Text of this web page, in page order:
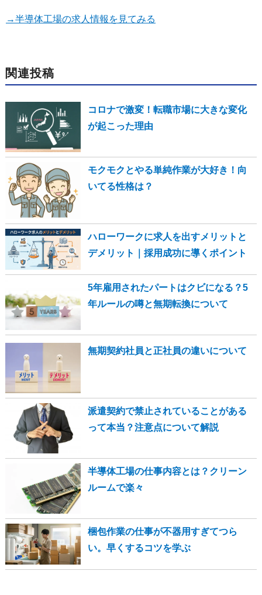
→半導体工場の求人情報を見てみる
関連投稿
コロナで激変！転職市場に大きな変化
が起こった理由
モクモクとやる単純作業が大好き！向
いてる性格は？
ハローワークに求人を出すメリットと
デメリット｜採用成功に導くポイント
5年雇用されたパートはクビになる？5
年ルールの噂と無期転換について
無期契約社員と正社員の違いについて
派遣契約で禁止されていることがある
って本当？注意点について解説
半導体工場の仕事内容とは？クリーン
ルームで楽々
梱包作業の仕事が不器用すぎてつら
い。早くするコツを学ぶ